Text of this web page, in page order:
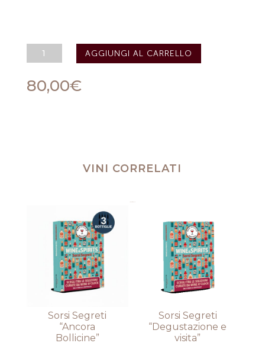
Sorsi
Segreti
e
Vino"
AGGIUNGI AL CARRELLO
80,00€
VINI CORRELATI
Sorsi Segreti
“Ancora
Bollicine”
Sorsi Segreti
“Degustazione e
visita”